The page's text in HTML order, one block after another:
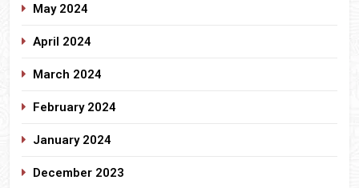
May 2024
April 2024
March 2024
February 2024
January 2024
December 2023